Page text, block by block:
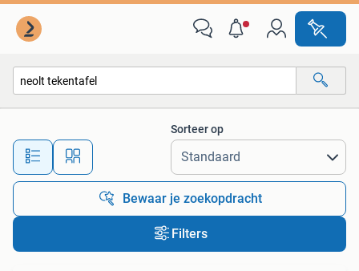
Alle afstanden…
Sorteer op
Bewaar je zoekopdracht
Filters